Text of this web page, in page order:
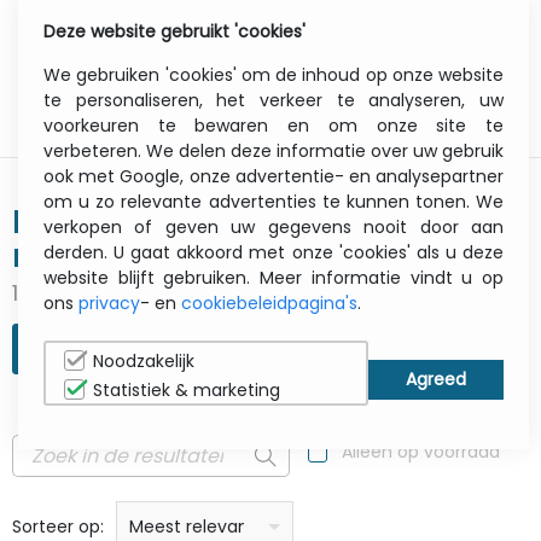
Muis/Trackball/Presenteer -
randapparatuur
154 Producten
ZOEKOPDRACHT VERFIJNEN
Alleen op voorraad
Sorteer op: prijs: laag naar hoog
prijs: Hoog naar laag
Alfabetisch: A - Z
Alfabetisch: Z - A
Fabricant
Meest relevant
Deze website gebruikt 'cookies'
We gebruiken 'cookies' om de inhoud op onze website
te personaliseren, het verkeer te analyseren, uw
voorkeuren te bewaren en om onze site te
verbeteren. We delen deze informatie over uw gebruik
ook met Google, onze advertentie- en analysepartner
om u zo relevante advertenties te kunnen tonen. We
verkopen of geven uw gegevens nooit door aan
derden. U gaat akkoord met onze 'cookies' als u deze
website blijft gebruiken. Meer informatie vindt u op
ons privacy- en cookiebeleidpagina's.
Noodzakelijk
Statistiek & marketing